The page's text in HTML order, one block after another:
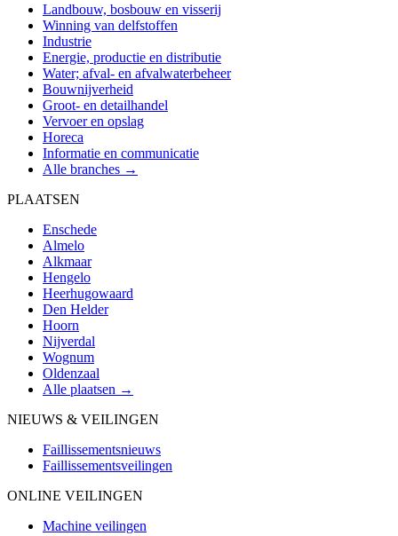
Landbouw, bosbouw en visserij
Winning van delfstoffen
Industrie
Energie, productie en distributie
Water; afval- en afvalwaterbeheer
Bouwnijverheid
Groot- en detailhandel
Vervoer en opslag
Horeca
Informatie en communicatie
Alle branches →
PLAATSEN
Enschede
Almelo
Alkmaar
Hengelo
Heerhugowaard
Den Helder
Hoorn
Nijverdal
Wognum
Oldenzaal
Alle plaatsen →
NIEUWS & VEILINGEN
Faillissementsnieuws
Faillissementsveilingen
ONLINE VEILINGEN
Machine veilingen